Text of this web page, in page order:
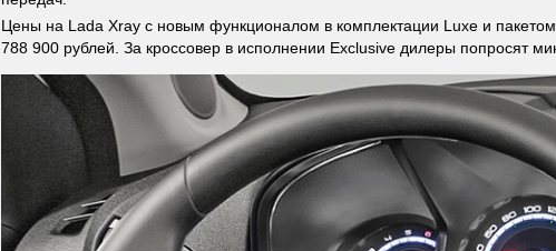
Цены на Lada Xray с новым функционалом в комплектации Luxe и
788 900 рублей. За кроссовер в исполнении Exclusive дилеры попросят